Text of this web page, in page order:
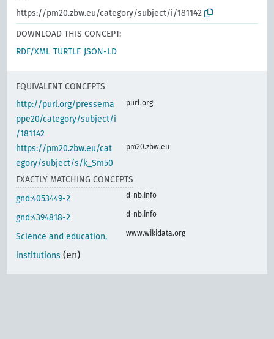
https://pm20.zbw.eu/category/subject/i/181142
DOWNLOAD THIS CONCEPT:
RDF/XML TURTLE JSON-LD
EQUIVALENT CONCEPTS
http://purl.org/pressema
ppe20/category/subject/i
/181142
purl.org
https://pm20.zbw.eu/cat
egory/subject/s/k_Sm50
pm20.zbw.eu
EXACTLY MATCHING CONCEPTS
gnd:4053449-2
d-nb.info
gnd:4394818-2 d-nb.info
Science and education,
institutions (en)
www.wikidata.org